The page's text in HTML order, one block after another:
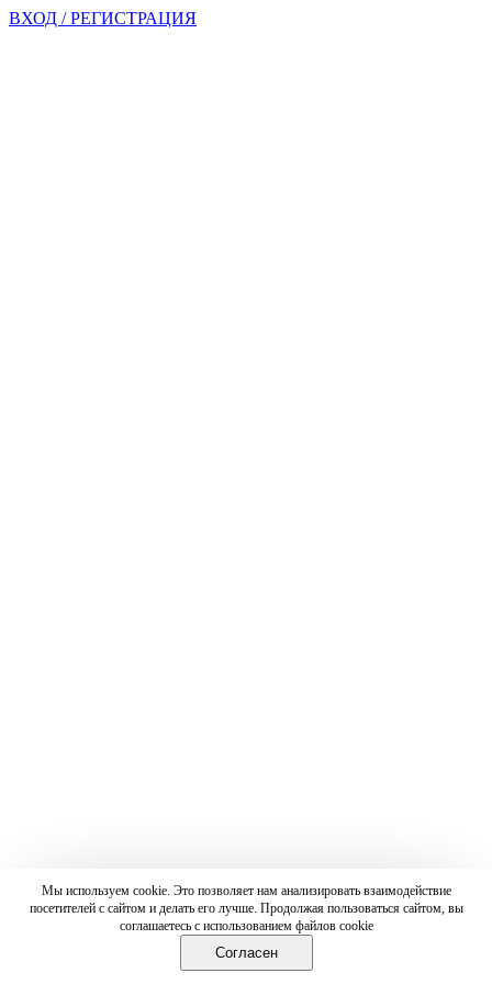
ВХОД / РЕГИСТРАЦИЯ
Мы используем cookie. Это позволяет нам анализировать взаимодействие
посетителей с сайтом и делать его лучше. Продолжая пользоваться сайтом, вы
соглашаетесь с использованием файлов cookie
Согласен